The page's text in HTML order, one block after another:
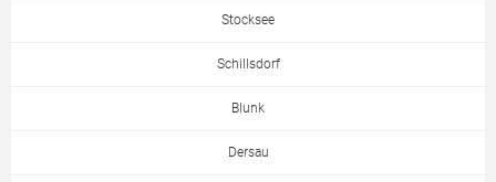
Stocksee
Schillsdorf
Blunk
Dersau